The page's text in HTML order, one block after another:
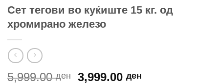
Сет тегови во куќиште 15 кг. од
хромирано железо
5,999.00ден
Original
3,999.00ден